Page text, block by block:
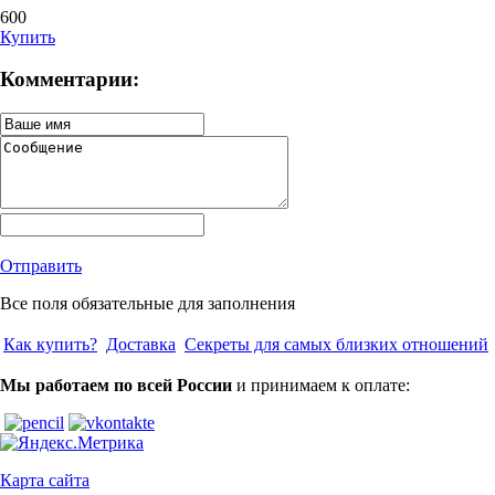
600
Купить
Комментарии:
Отправить
Все поля обязательные для заполнения
Как купить? Доставка Секреты для самых близких отношений
Мы работаем по всей России и принимаем к оплате:
Карта сайта